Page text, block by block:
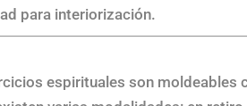
para interiorización.
espirituales son moldeables